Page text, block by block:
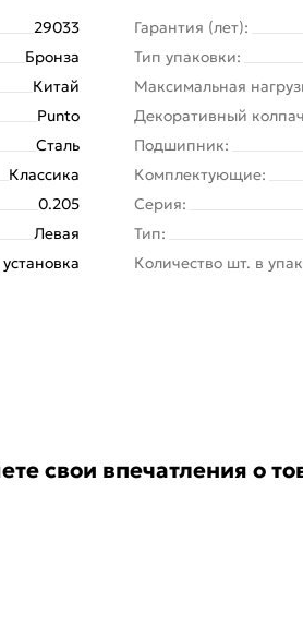
29033
Бронза
Китай
Punto
Сталь
Классика
0.205
Левая
Гарантия (лет):
Тип упаковки:
Максимальная
Декоративный
Подшипник:
Комплектующие:
Серия:
Тип:
Количество шт. в
свои впечатления о